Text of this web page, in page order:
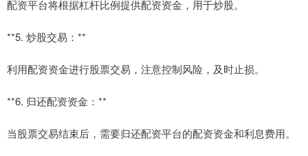
配资平台将根据杠杆比例提供配资资金，用于炒股。
**5. 炒股交易：**
利用配资资金进行股票交易，注意控制风险，及时止损。
**6. 归还配资资金：**
当股票交易结束后，需要归还配资平台的配资资金和利息费用。